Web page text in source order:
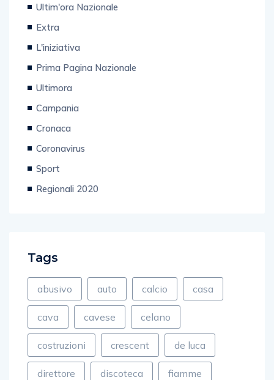
Ultim'ora Nazionale
Extra
L'iniziativa
Prima Pagina Nazionale
Ultimora
Campania
Cronaca
Coronavirus
Sport
Regionali 2020
Tags
abusivo auto calcio casa
cava cavese celano
costruzioni crescent de luca
direttore discoteca fiamme